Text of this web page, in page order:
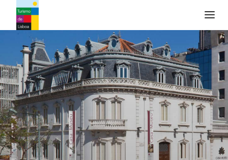
Turismo de Lisboa Logo